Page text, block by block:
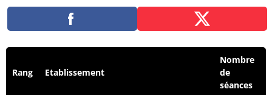
Rang Etablissement
Nombre
de
séances